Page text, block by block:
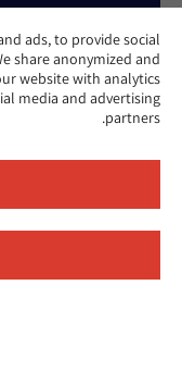
ads, to provide social
share anonymized and
website with analytics
media and advertising
partners.
Union College